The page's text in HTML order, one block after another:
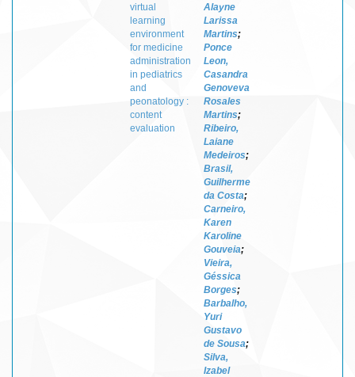
virtual
learning
environment
for medicine
administration
in pediatrics
and
peonatology :
content
evaluation
Alayne
Larissa
Martins;
Ponce
Leon,
Casandra
Genoveva
Rosales
Martins;
Ribeiro,
Laiane
Medeiros;
Brasil,
Guilherme
da Costa;
Carneiro,
Karen
Karoline
Gouveia;
Vieira,
Géssica
Borges;
Barbalho,
Yuri
Gustavo
de Sousa;
Silva,
Izabel